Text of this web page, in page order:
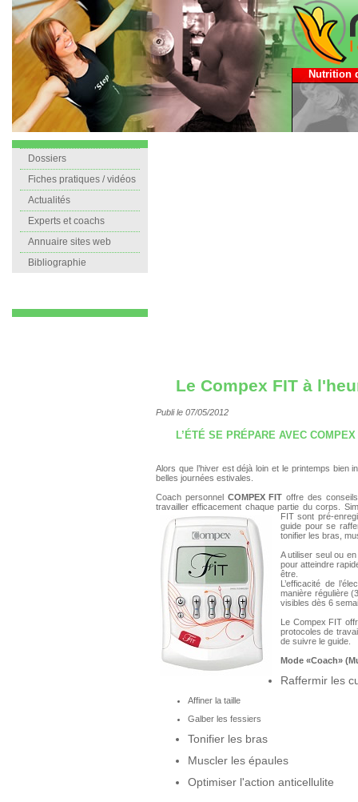
Nutrition
Dossiers
Fiches pratiques / vidéos
Actualités
Experts et coachs
Annuaire sites web
Bibliographie
Le Compex FIT à
Publi le 07/05/2012
L’ÉTÉ SE PRÉPARE AVEC COMPEX
Alors que l’hiver est déjà loin et le printemps bien
belles journées estivales.
Coach personnel COMPEX FIT offre des
travailler efficacement chaque partie du corps.
FIT sont pré-
guide pour se
tonifier les bras,
A utiliser seul ou
pour atteindre
être.
L’efficacité de
manière régulière
visibles dès 6
Le Compex FIT
protocoles de
de suivre le guide.
Mode «Coach»
Raffermir les
Affiner la taille
Galber les fessiers
Tonifier les bras
Muscler les épaules
Optimiser l'action anticellulite